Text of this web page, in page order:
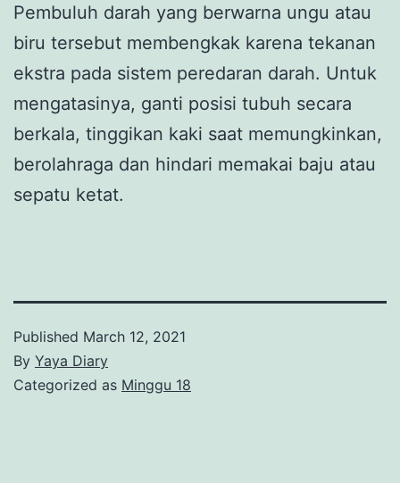
Pembuluh darah yang berwarna ungu atau
biru tersebut membengkak karena tekanan
ekstra pada sistem peredaran darah. Untuk
mengatasinya, ganti posisi tubuh secara
berkala, tinggikan kaki saat memungkinkan,
berolahraga dan hindari memakai baju atau
sepatu ketat.
Published March 12, 2021
By Yaya Diary
Categorized as Minggu 18